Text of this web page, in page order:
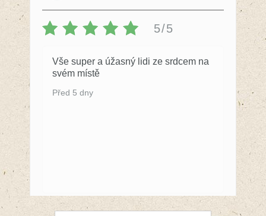
5/5
Vše super a úžasný lidi ze srdcem na
svém místě
Před 5 dny